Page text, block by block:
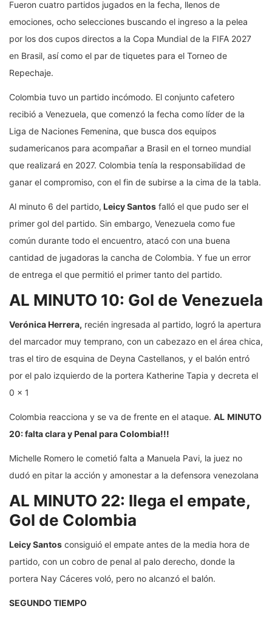
Fueron cuatro partidos jugados en la fecha, llenos de
emociones, ocho selecciones buscando el ingreso a la pelea
por los dos cupos directos a la Copa Mundial de la FIFA 2027
en Brasil, así como el par de tiquetes para el Torneo de
Repechaje.
Colombia tuvo un partido incómodo. El conjunto cafetero
recibió a Venezuela, que comenzó la fecha como líder de la
Liga de Naciones Femenina, que busca dos equipos
sudamericanos para acompañar a Brasil en el torneo mundial
que realizará en 2027. Colombia tenía la responsabilidad de
ganar el compromiso, con el fin de subirse a la cima de la tabla.
Al minuto 6 del partido, Leicy Santos falló el que pudo ser el
primer gol del partido. Sin embargo, Venezuela como fue
común durante todo el encuentro, atacó con una buena
cantidad de jugadoras la cancha de Colombia. Y fue un error
de entrega el que permitió el primer tanto del partido.
AL MINUTO 10: Gol de Venezuela
Verónica Herrera, recién ingresada al partido, logró la apertura
del marcador muy temprano, con un cabezazo en el área chica,
tras el tiro de esquina de Deyna Castellanos, y el balón entró
por el palo izquierdo de la portera Katherine Tapia y decreta el
0 x 1
Colombia reacciona y se va de frente en el ataque. AL MINUTO
20: falta clara y Penal para Colombia!!!
Michelle Romero le cometió falta a Manuela Pavi, la juez no
dudó en pitar la acción y amonestar a la defensora venezolana
AL MINUTO 22: llega el empate,
Gol de Colombia
Leicy Santos consiguió el empate antes de la media hora de
partido, con un cobro de penal al palo derecho, donde la
portera Nay Cáceres voló, pero no alcanzó el balón.
SEGUNDO TIEMPO